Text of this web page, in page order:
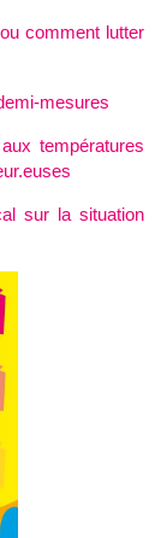
comment lutter
mesures
températures
sur la situation